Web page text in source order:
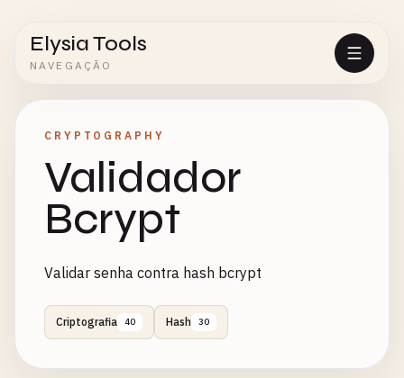
Elysia Tools
NAVEGAÇÃO
CRYPTOGRAPHY
Validador
Bcrypt
Validar senha contra hash bcrypt
Criptografia 40 Hash 30